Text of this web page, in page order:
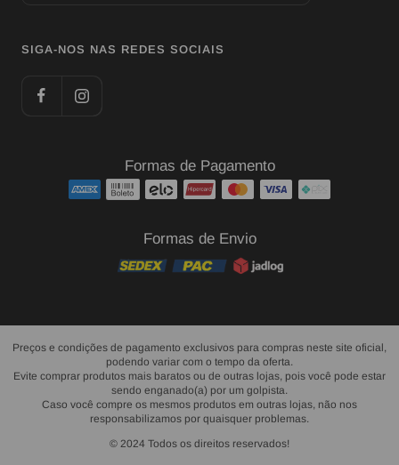
SIGA-NOS NAS REDES SOCIAIS
Formas de Pagamento
Formas de Envio
Preços e condições de pagamento exclusivos para compras neste site oficial,
podendo variar com o tempo da oferta.
Evite comprar produtos mais baratos ou de outras lojas, pois você pode estar
sendo enganado(a) por um golpista.
Caso você compre os mesmos produtos em outras lojas, não nos
responsabilizamos por quaisquer problemas.
© 2024 Todos os direitos reservados!